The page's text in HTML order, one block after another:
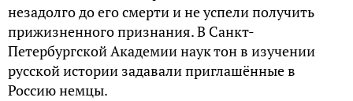
незадолго до его смерти и не успели получить
прижизненного признания. В Санкт-
Петербургской Академии наук тон в изучении
русской истории задавали приглашённые в
Россию немцы.